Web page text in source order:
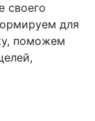
своего
для
поможем